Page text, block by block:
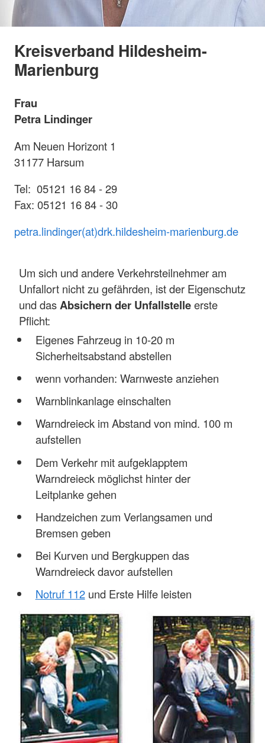
Kreisverband Hildesheim-
Marienburg
Frau
Petra Lindinger
Am Neuen Horizont 1
31177 Harsum
Tel: 05121 16 84 - 29
Fax: 05121 16 84 - 30
petra.lindinger(at)drk.hildesheim-marienburg.de
Um sich und andere Verkehrsteilnehmer am
Unfallort nicht zu gefährden, ist der Eigenschutz
und dasAbsichern der Unfallstelleerste
Pflicht:
Eigenes Fahrzeug in 10-20 m
Sicherheitsabstand abstellen
wenn vorhanden: Warnweste anziehen
Warnblinkanlage einschalten
Warndreieck im Abstand von mind. 100 m
aufstellen
Dem Verkehr mit aufgeklapptem
Warndreieck möglichst hinter der
Leitplanke gehen
Handzeichen zum Verlangsamen und
Bremsen geben
Bei Kurven und Bergkuppen das
Warndreieck davor aufstellen
Notruf 112und Erste Hilfe leisten